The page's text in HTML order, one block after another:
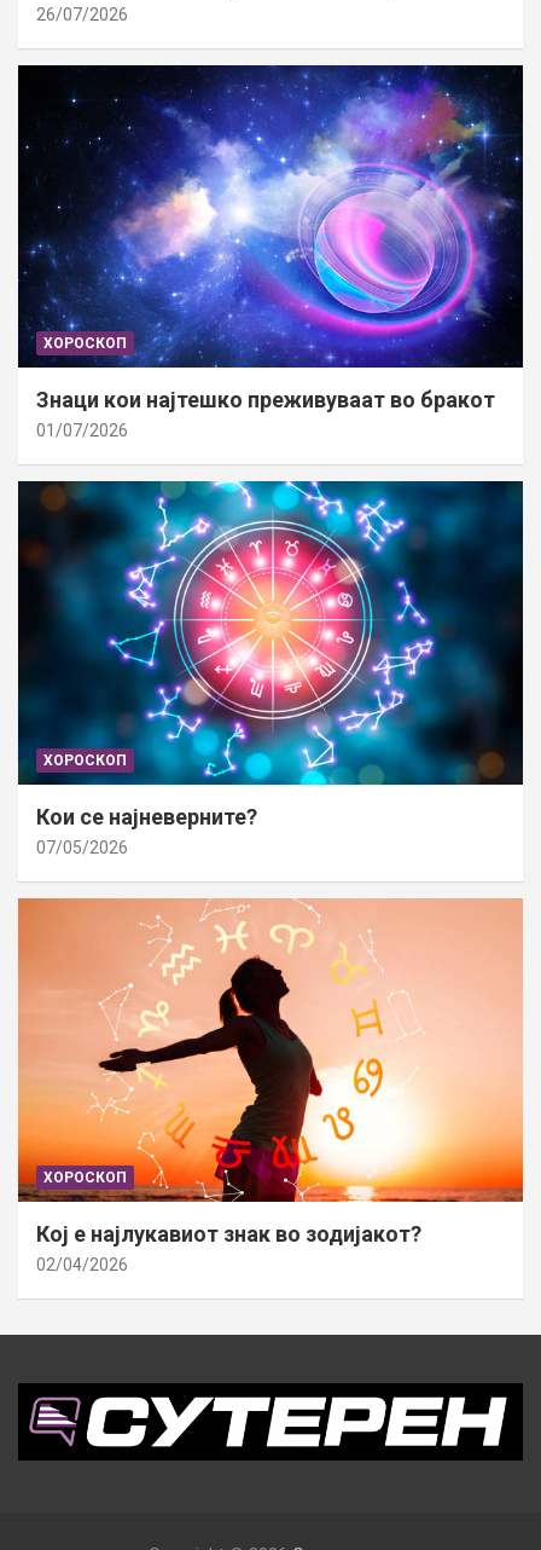
26/07/2026
ХОРОСКОП
Знаци кои најтешко преживуваат во бракот
01/07/2026
ХОРОСКОП
Кои се најневерните?
07/05/2026
ХОРОСКОП
Кој е најлукавиот знак во зодијакот?
02/04/2026